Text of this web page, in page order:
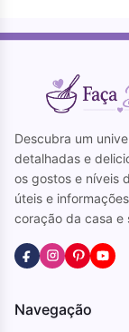
Descubra um
detalhadas e
os gostos e níveis
úteis e
coração da casa e
Navegação